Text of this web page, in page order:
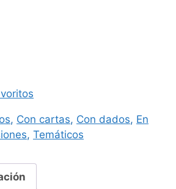
, Con cartas, Con dados, En
, Temáticos